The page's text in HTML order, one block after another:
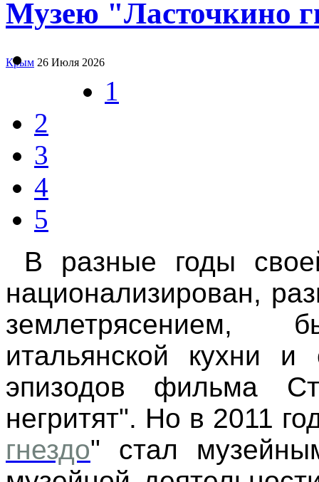
Музею "Ласточкино
Крым 26 Июля 2026
1
2
3
4
5
В разные годы
национализирован,
итальянской кухни
эпизодов фильма
негритят". Но в 2011
гнездо" стал